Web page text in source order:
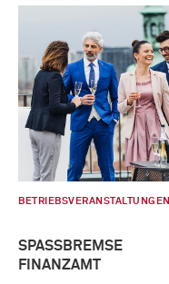
BETRIEBSVERANSTALTUNGEN
SPASSBREMSE F
INANZAMT